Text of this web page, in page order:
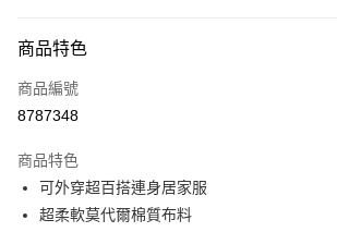
信用卡一次付款
超商取貨付款
Apple Pay
街口支付
商品特色
商品編號
8787348
商品特色
可外穿超百搭連身居家服
超柔軟莫代爾棉質布料